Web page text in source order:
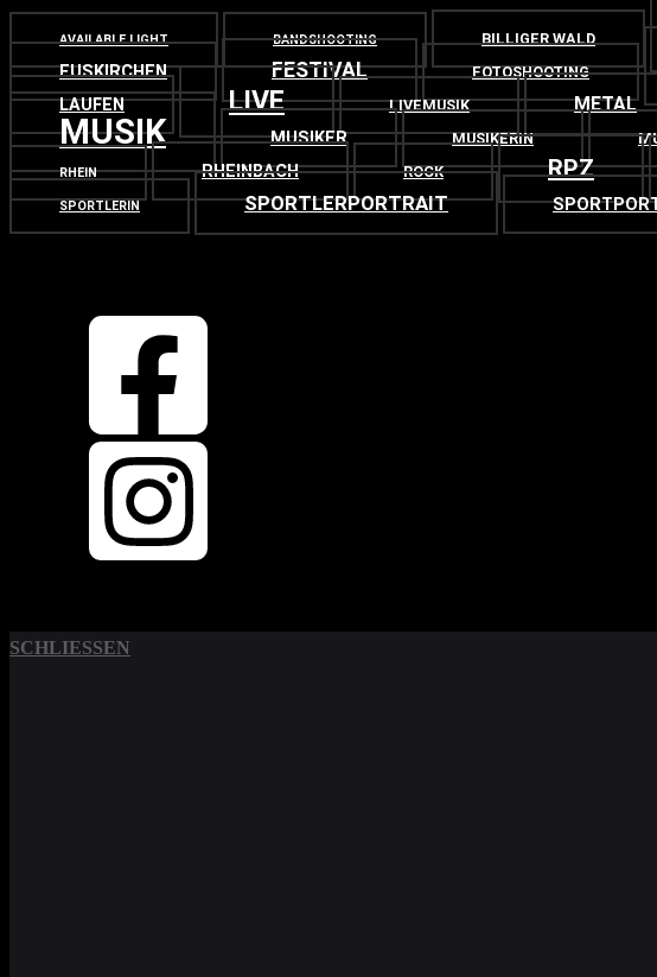
AVAILABLE LIGHT BANDSHOOTING BILLIGER WALD
EUSKIRCHEN FESTIVAL FOTOSHOOTING
LAUFEN LIVE LIVEMUSIK METAL
MUSIK MUSIKER MUSIKERIN
RHEIN RHEINBACH ROCK RPZ
SPORTLERIN SPORTLERPORTRAIT
OBEN
SCHLIESSEN